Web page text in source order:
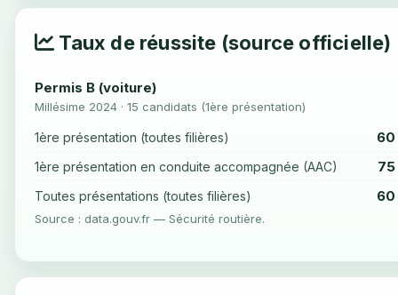
Taux de réussite (source officielle)
Permis B (voiture)
Millésime 2024 · 15 candidats (1ère présentation)
1ère présentation (toutes filières) 60
1ère présentation en conduite accompagnée (AAC) 75
Toutes présentations (toutes filières) 60
Source : data.gouv.fr — Sécurité routière.